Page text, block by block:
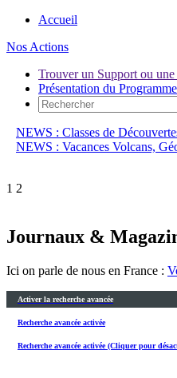
Accueil
Nos Actions
Trouver un Support ou
Présentation du
NEWS : Classes de
NEWS : Vacances Volcans,
1 2
Journaux &
Ici on parle de nous en France :
Activer la recherche avancée
Recherche avancée activée
Recherche avancée activée (Cliquer pour